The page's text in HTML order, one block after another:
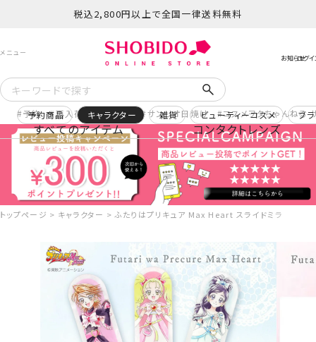
税込2,800円以上で全国一律送料無料
予約 再入荷 ヒロアカ サンリオ日焼け コスメヲタちゃんねる
すべてのアイテム コンタクトレンズ
予約商品 キャラクター 雑貨 ビューティーコスメ ブ
トップページ キャラクター ふたりはプリキュア Max Heart スライドミラー ＜